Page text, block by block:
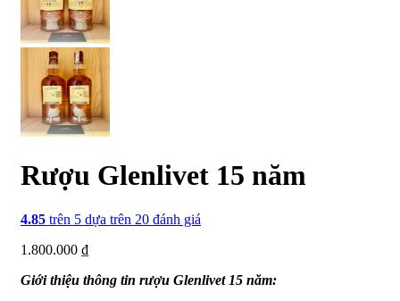
Rượu Glenlivet 15 năm
4.85 trên 5 dựa trên 20 đánh giá
1.800.000 ₫
Giới thiệu thông tin rượu Glenlivet 15 năm: